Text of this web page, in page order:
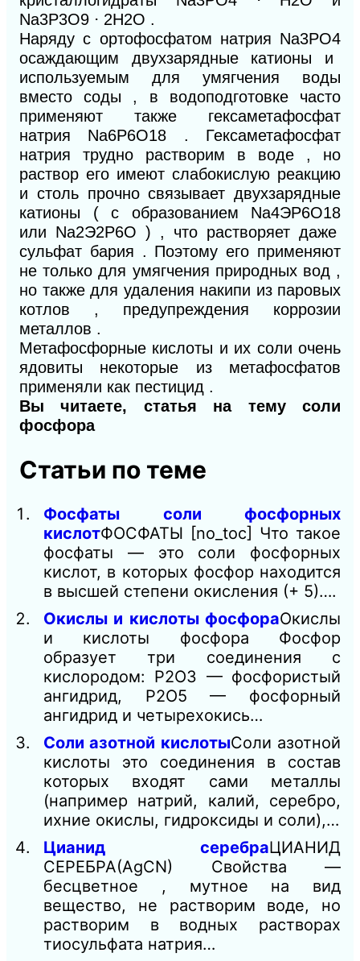
Na3P3O9 ⋅ 2H2O .
Наряду с ортофосфатом натрия Na3PO4
осаждающим двухзарядные катионы и
используемым для умягчения воды
вместо соды , в водоподготовке часто
применяют также гексаметафосфат
натрия Na6P6O18 . Гексаметафосфат
натрия трудно растворим в воде , но
раствор его имеют слабокислую реакцию
и столь прочно связывает двухзарядные
катионы ( с образованием Na4ЭP6O18
или Na2Э2P6O ) , что растворяет даже
сульфат бария . Поэтому его применяют
не только для умягчения природных вод ,
но также для удаления накипи из паровых
котлов , предупреждения коррозии
металлов .
Метафосфорные кислоты и их соли очень
ядовиты некоторые из метафосфатов
применяли как пестицид .
Вы читаете, статья на тему соли
фосфора
Статьи по теме
Фосфаты соли фосфорных
кислотФОСФАТЫ [no_toc] Что такое
фосфаты — это соли фосфорных
кислот, в которых фосфор находится
в высшей степени окисления (+ 5)….
Окислы и кислоты фосфораОкислы
и кислоты фосфора Фосфор
образует три соединения с
кислородом: Р2O3 — фосфористый
ангидрид, P2O5 — фосфорный
ангидрид и четырехокись…
Соли азотной кислотыСоли азотной
кислоты это соединения в состав
которых входят сами металлы
(например натрий, калий, серебро,
ихние окислы, гидроксиды и соли),…
Цианид серебраЦИАНИД
СЕРЕБРА(AgCN) Свойства —
бесцветное , мутное на вид
вещество, не растворим воде, но
растворим в водных растворах
тиосульфата натрия…